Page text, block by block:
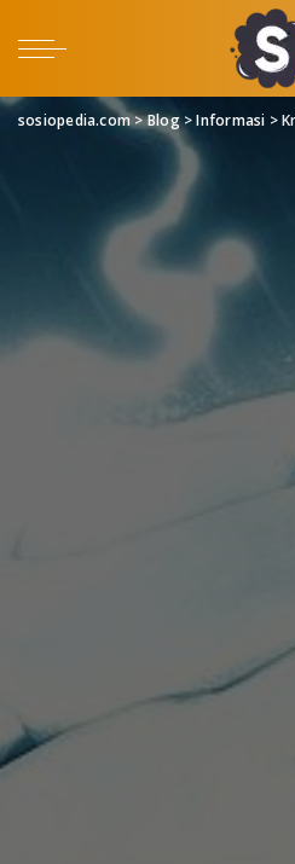
sosiopedia.com>Blog>Informasi >